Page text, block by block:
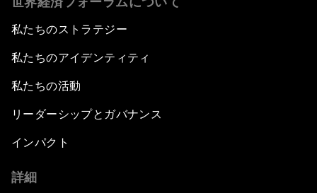
私たちのストラテジー
私たちのアイデンティティ
私たちの活動
リーダーシップとガバナンス
インパクト
詳細